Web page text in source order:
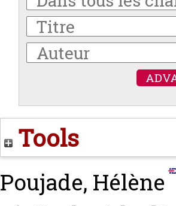
Tools
Poujade, Hélène